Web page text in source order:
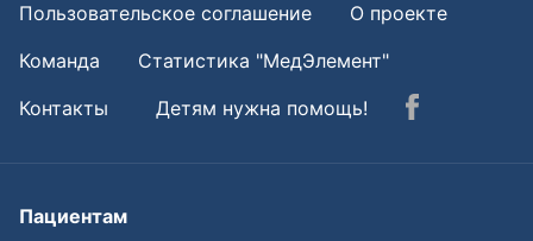
Пользовательское соглашение
О проекте
Команда
Статистика "МедЭлемент"
Контакты
Детям нужна помощь!
Пациентам